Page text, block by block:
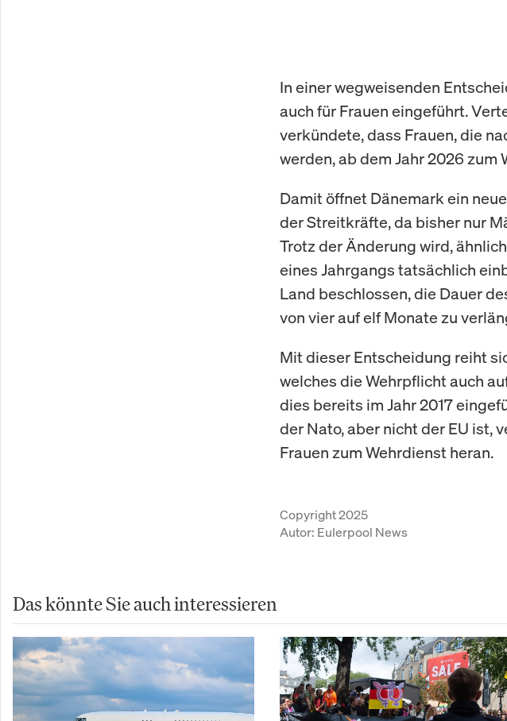
In einer wegweisenden
auch für Frauen eingeführt.
verkündete, dass Frauen, die
werden, ab dem Jahr 2026
Damit öffnet Dänemark ein
der Streitkräfte, da bisher nur
Trotz der Änderung wird,
eines Jahrgangs tatsächlich
Land beschlossen, die Dauer
von vier auf elf Monate zu
Mit dieser Entscheidung reiht
welches die Wehrpflicht auch
dies bereits im Jahr 2017
der Nato, aber nicht der EU ist,
Frauen zum Wehrdienst heran.
Copyright 2025
Autor: Eulerpool News
Das könnte Sie auch interessieren